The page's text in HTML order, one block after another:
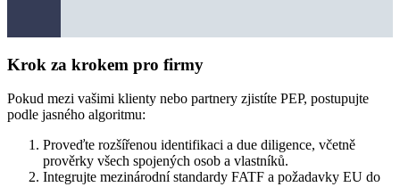
Krok za krokem pro firmy
Pokud mezi vašimi klienty nebo partnery zjistíte PEP, postupujte
podle jasného algoritmu:
Proveďte rozšířenou identifikaci a due diligence, včetně
prověrky všech spojených osob a vlastníků.
Integrujte mezinárodní standardy FATF a požadavky EU do